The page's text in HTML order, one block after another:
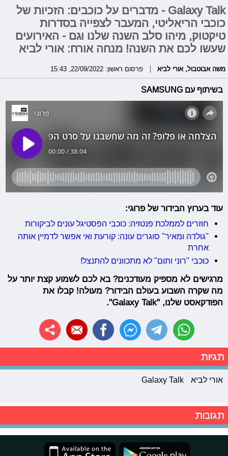
Galaxy Talk - מדברים על כוכבים: הזכיות של
כוכבי הריאליטי, המעבר לצפייה בסדרות
טיקטוק, מיהו סלב השנה שלנו וגם - האירועים
שעשו לכם את השנה! מנחה אורח: אורי לביא
משה אבוטבול, אורי לביא פרסום ראשון: 22/09/2022, 15:43
בשיתוף עם SAMSUNG
עוד בערוץ הבידור של פרוגי:
חוזרים לממלכת פנטזיה: כוכבי הפסטיגל עונים לביקורות
"גולדה ומאיר" סוגרים עונה: קורעת ואי אפשר לדמיין אותה
אחרת
כוכבי "רוני ותום" לא מתכוונים להתנצל!
מרגישים לא מספיק מעודכנים? בא לכם לשמוע קצת יותר על
מה שקרה השבוע בעולם הבידור? מעולה! קבלו את
הפודקאסט שלנו, "Galaxy Talk".
תגיות
אורי לביא Galaxy Talk
תגובות